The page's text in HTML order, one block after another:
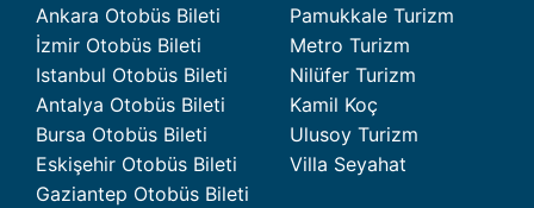
Ankara Otobüs Bileti
İzmir Otobüs Bileti
Istanbul Otobüs Bileti
Antalya Otobüs Bileti
Bursa Otobüs Bileti
Eskişehir Otobüs Bileti
Gaziantep Otobüs Bileti
Pamukkale Turizm
Metro Turizm
Nilüfer Turizm
Kamil Koç
Ulusoy Turizm
Villa Seyahat